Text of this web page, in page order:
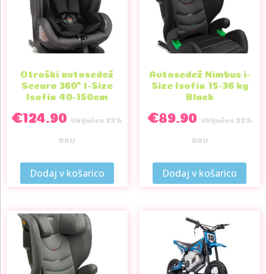
Otroški avtosedež
Securo 360° I-Size
Isofix 40-150cm
€124.90 Vključen 22%
DDV
Dodaj v košarico
Avtosedež Nimbus i-
Size Isofix 15-36 kg
Black
€89.90 Vključen 22%
DDV
Dodaj v košarico